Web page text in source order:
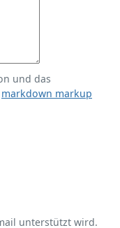
und das
markdown markup
unterstützt wird.